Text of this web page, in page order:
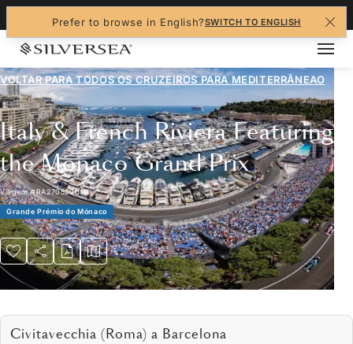
Prefer to browse in English?SWITCH TO ENGLISH
VOLTAR PARA TODOS OS CRUZEIROS PARAMEDITERRÂNEAO
Italy & French Riviera Featuring
the Monaco Grand Prix
Viagem#RA270529010
Grande Prémio do Mónaco
Civitavecchia (Roma) a Barcelona